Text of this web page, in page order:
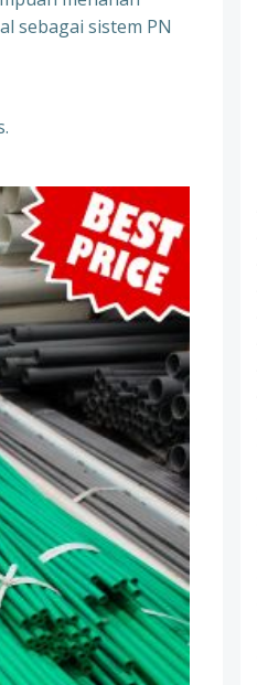
sebagai sistem PN